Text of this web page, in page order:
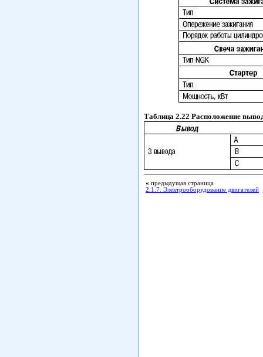
Таблица 2.22 Расположение
« предыдущая страница
2.1.7. Электрооборудование двигателей